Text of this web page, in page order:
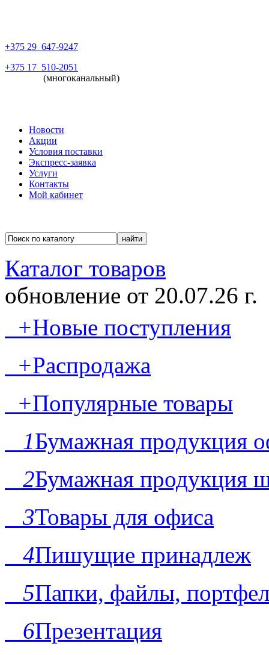
+375 29 647-9247
+375 17 510-2051
(многоканальный)
Новости
Акции
Условия поставки
Экспресс-заявка
Услуги
Контакты
Мой кабинет
Каталог товаров
обновление от 20.07.26 г.
+Новые поступления
+Распродажа
+Популярные товары
1Бумажная продукция
2Бумажная продукция
3Товары для офиса
4Пишущие принадлеж
5Папки, файлы,
6Презентация